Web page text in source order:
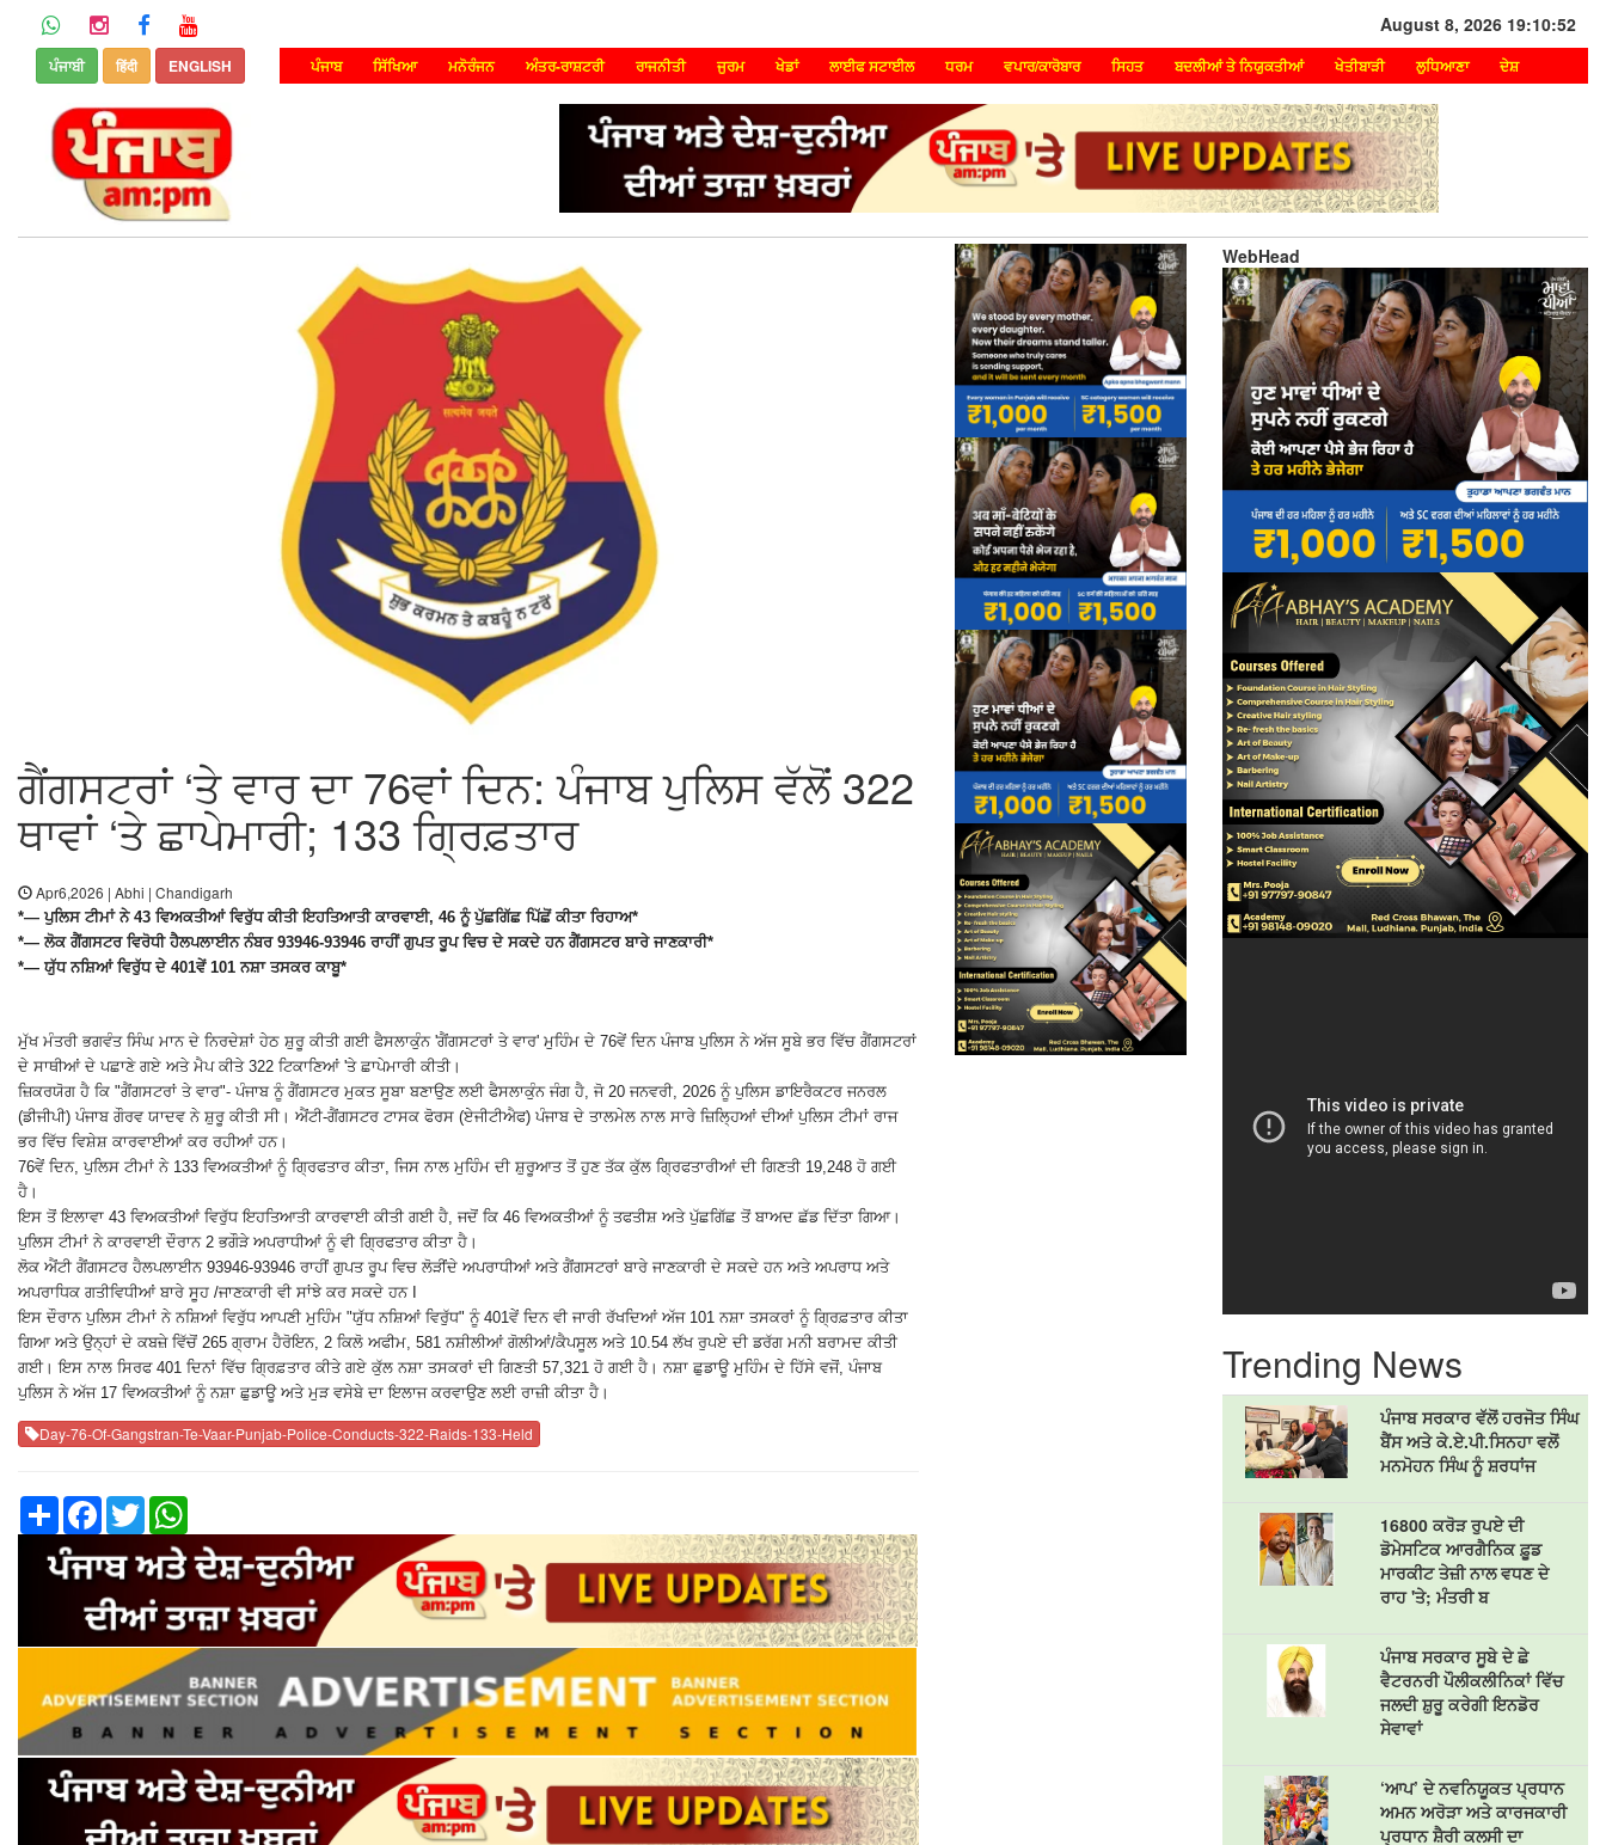
August 8, 2026 19:10:52
ਪੰਜਾਬੀ हिंदी ENGLISH ਪੰਜਾਬ ਸਿੱਖਿਆ ਮਨੋਰੰਜਨ ਅੰਤਰ-ਰਾਸ਼ਟਰੀ ਰਾਜਨੀਤੀ ਜੁਰਮ ਖੇਡਾਂ ਲਾਈਫ ਸਟਾਈਲ ਧਰਮ ਵਪਾਰ/ਕਾਰੋਬਾਰ ਸਿਹਤ ਬਦਲੀਆਂ ਤੇ ਨਿਯੁਕਤੀਆਂ ਖੇਤੀਬਾੜੀ ਲੁਧਿਆਣਾ ਦੇਸ਼
ਗੈਂਗਸਟਰਾਂ ‘ਤੇ ਵਾਰ ਦਾ 76ਵਾਂ ਦਿਨ: ਪੰਜਾਬ ਪੁਲਿਸ ਵੱਲੋਂ 322
ਥਾਵਾਂ ‘ਤੇ ਛਾਪੇਮਾਰੀ; 133 ਗ੍ਰਿਫ਼ਤਾਰ
Apr6,2026 | Abhi | Chandigarh
*— ਪੁਲਿਸ ਟੀਮਾਂ ਨੇ 43 ਵਿਅਕਤੀਆਂ ਵਿਰੁੱਧ ਕੀਤੀ ਇਹਤਿਆਤੀ ਕਾਰਵਾਈ, 46 ਨੂੰ ਪੁੱਛਗਿੱਛ ਪਿੱਛੋਂ ਕੀਤਾ ਰਿਹਾਅ*
*— ਲੋਕ ਗੈਂਗਸਟਰ ਵਿਰੋਧੀ ਹੈਲਪਲਾਈਨ ਨੰਬਰ 93946-93946 ਰਾਹੀਂ ਗੁਪਤ ਰੂਪ ਵਿਚ ਦੇ ਸਕਦੇ ਹਨ ਗੈਂਗਸਟਰ ਬਾਰੇ ਜਾਣਕਾਰੀ*
*— ਯੁੱਧ ਨਸ਼ਿਆਂ ਵਿਰੁੱਧ ਦੇ 401ਵੇਂ 101 ਨਸ਼ਾ ਤਸਕਰ ਕਾਬੂ*
ਮੁੱਖ ਮੰਤਰੀ ਭਗਵੰਤ ਸਿੰਘ ਮਾਨ ਦੇ ਨਿਰਦੇਸ਼ਾਂ ਹੇਠ ਸ਼ੁਰੂ ਕੀਤੀ ਗਈ ਫੈਸਲਾਕੁੰਨ 'ਗੈਂਗਸਟਰਾਂ ਤੇ ਵਾਰ' ਮੁਹਿੰਮ ਦੇ 76ਵੇਂ ਦਿਨ ਪੰਜਾਬ ਪੁਲਿਸ ਨੇ ਅੱਜ ਸੂਬੇ ਭਰ ਵਿੱਚ ਗੈਂਗਸਟਰਾਂ
ਦੇ ਸਾਥੀਆਂ ਦੇ ਪਛਾਣੇ ਗਏ ਅਤੇ ਮੈਪ ਕੀਤੇ 322 ਟਿਕਾਣਿਆਂ 'ਤੇ ਛਾਪੇਮਾਰੀ ਕੀਤੀ।
ਜ਼ਿਕਰਯੋਗ ਹੈ ਕਿ "ਗੈਂਗਸਟਰਾਂ ਤੇ ਵਾਰ"- ਪੰਜਾਬ ਨੂੰ ਗੈਂਗਸਟਰ ਮੁਕਤ ਸੂਬਾ ਬਣਾਉਣ ਲਈ ਫੈਸਲਾਕੁੰਨ ਜੰਗ ਹੈ, ਜੋ 20 ਜਨਵਰੀ, 2026 ਨੂੰ ਪੁਲਿਸ ਡਾਇਰੈਕਟਰ ਜਨਰਲ
(ਡੀਜੀਪੀ) ਪੰਜਾਬ ਗੌਰਵ ਯਾਦਵ ਨੇ ਸ਼ੁਰੂ ਕੀਤੀ ਸੀ। ਐਂਟੀ-ਗੈਂਗਸਟਰ ਟਾਸਕ ਫੋਰਸ (ਏਜੀਟੀਐਫ) ਪੰਜਾਬ ਦੇ ਤਾਲਮੇਲ ਨਾਲ ਸਾਰੇ ਜ਼ਿਲ੍ਹਿਆਂ ਦੀਆਂ ਪੁਲਿਸ ਟੀਮਾਂ ਰਾਜ
ਭਰ ਵਿੱਚ ਵਿਸ਼ੇਸ਼ ਕਾਰਵਾਈਆਂ ਕਰ ਰਹੀਆਂ ਹਨ।
76ਵੇਂ ਦਿਨ, ਪੁਲਿਸ ਟੀਮਾਂ ਨੇ 133 ਵਿਅਕਤੀਆਂ ਨੂੰ ਗ੍ਰਿਫਤਾਰ ਕੀਤਾ, ਜਿਸ ਨਾਲ ਮੁਹਿੰਮ ਦੀ ਸ਼ੁਰੂਆਤ ਤੋਂ ਹੁਣ ਤੱਕ ਕੁੱਲ ਗ੍ਰਿਫਤਾਰੀਆਂ ਦੀ ਗਿਣਤੀ 19,248 ਹੋ ਗਈ
ਹੈ।
ਇਸ ਤੋਂ ਇਲਾਵਾ 43 ਵਿਅਕਤੀਆਂ ਵਿਰੁੱਧ ਇਹਤਿਆਤੀ ਕਾਰਵਾਈ ਕੀਤੀ ਗਈ ਹੈ, ਜਦੋਂ ਕਿ 46 ਵਿਅਕਤੀਆਂ ਨੂੰ ਤਫਤੀਸ਼ ਅਤੇ ਪੁੱਛਗਿੱਛ ਤੋਂ ਬਾਅਦ ਛੱਡ ਦਿੱਤਾ ਗਿਆ।
ਪੁਲਿਸ ਟੀਮਾਂ ਨੇ ਕਾਰਵਾਈ ਦੌਰਾਨ 2 ਭਗੌੜੇ ਅਪਰਾਧੀਆਂ ਨੂੰ ਵੀ ਗ੍ਰਿਫਤਾਰ ਕੀਤਾ ਹੈ।
ਲੋਕ ਐਂਟੀ ਗੈਂਗਸਟਰ ਹੈਲਪਲਾਈਨ 93946-93946 ਰਾਹੀਂ ਗੁਪਤ ਰੂਪ ਵਿਚ ਲੋੜੀਂਦੇ ਅਪਰਾਧੀਆਂ ਅਤੇ ਗੈਂਗਸਟਰਾਂ ਬਾਰੇ ਜਾਣਕਾਰੀ ਦੇ ਸਕਦੇ ਹਨ ਅਤੇ ਅਪਰਾਧ ਅਤੇ
ਅਪਰਾਧਿਕ ਗਤੀਵਿਧੀਆਂ ਬਾਰੇ ਸੂਹ /ਜਾਣਕਾਰੀ ਵੀ ਸਾਂਝੇ ਕਰ ਸਕਦੇ ਹਨ I
ਇਸ ਦੌਰਾਨ ਪੁਲਿਸ ਟੀਮਾਂ ਨੇ ਨਸ਼ਿਆਂ ਵਿਰੁੱਧ ਆਪਣੀ ਮੁਹਿੰਮ "ਯੁੱਧ ਨਸ਼ਿਆਂ ਵਿਰੁੱਧ" ਨੂੰ 401ਵੇਂ ਦਿਨ ਵੀ ਜਾਰੀ ਰੱਖਦਿਆਂ ਅੱਜ 101 ਨਸ਼ਾ ਤਸਕਰਾਂ ਨੂੰ ਗ੍ਰਿਫ਼ਤਾਰ ਕੀਤਾ
ਗਿਆ ਅਤੇ ਉਨ੍ਹਾਂ ਦੇ ਕਬਜ਼ੇ ਵਿੱਚੋਂ 265 ਗ੍ਰਾਮ ਹੈਰੋਇਨ, 2 ਕਿਲੋ ਅਫੀਮ, 581 ਨਸ਼ੀਲੀਆਂ ਗੋਲੀਆਂ/ਕੈਪਸੂਲ ਅਤੇ 10.54 ਲੱਖ ਰੁਪਏ ਦੀ ਡਰੱਗ ਮਨੀ ਬਰਾਮਦ ਕੀਤੀ
ਗਈ। ਇਸ ਨਾਲ ਸਿਰਫ 401 ਦਿਨਾਂ ਵਿੱਚ ਗ੍ਰਿਫ਼ਤਾਰ ਕੀਤੇ ਗਏ ਕੁੱਲ ਨਸ਼ਾ ਤਸਕਰਾਂ ਦੀ ਗਿਣਤੀ 57,321 ਹੋ ਗਈ ਹੈ। ਨਸ਼ਾ ਛੁਡਾਊ ਮੁਹਿੰਮ ਦੇ ਹਿੱਸੇ ਵਜੋਂ, ਪੰਜਾਬ
ਪੁਲਿਸ ਨੇ ਅੱਜ 17 ਵਿਅਕਤੀਆਂ ਨੂੰ ਨਸ਼ਾ ਛੁਡਾਊ ਅਤੇ ਮੁੜ ਵਸੇਬੇ ਦਾ ਇਲਾਜ ਕਰਵਾਉਣ ਲਈ ਰਾਜ਼ੀ ਕੀਤਾ ਹੈ।
Day-76-Of-Gangstran-Te-Vaar-Punjab-Police-Conducts-322-Raids-133-Held
Share Facebook
Twitter
WebHead
Trending News
ਪੰਜਾਬ ਸਰਕਾਰ ਵੱਲੋਂ ਹਰਜੋਤ ਸਿੰਘ
ਬੈਂਸ ਅਤੇ ਕੇ.ਏ.ਪੀ.ਸਿਨਹਾ ਵਲੋਂ
ਮਨਮੋਹਨ ਸਿੰਘ ਨੂੰ ਸ਼ਰਧਾਂਜ
16800 ਕਰੋੜ ਰੁਪਏ ਦੀ
ਡੋਮੇਸਟਿਕ ਆਰਗੈਨਿਕ ਫ਼ੂਡ
ਮਾਰਕੀਟ ਤੇਜ਼ੀ ਨਾਲ ਵਧਣ ਦੇ
ਰਾਹ 'ਤੇ; ਮੰਤਰੀ ਬ
ਪੰਜਾਬ ਸਰਕਾਰ ਸੂਬੇ ਦੇ ਛੇ
ਵੈਟਰਨਰੀ ਪੌਲੀਕਲੀਨਿਕਾਂ ਵਿੱਚ
ਜਲਦੀ ਸ਼ੁਰੂ ਕਰੇਗੀ ਇਨਡੋਰ
ਸੇਵਾਵਾਂ
‘ਆਪ’ ਦੇ ਨਵਨਿਯੂਕਤ ਪ੍ਰਧਾਨ
ਅਮਨ ਅਰੋੜਾ ਅਤੇ ਕਾਰਜਕਾਰੀ
ਪ੍ਰਧਾਨ ਸ਼ੈਰੀ ਕਲਸੀ ਦਾ